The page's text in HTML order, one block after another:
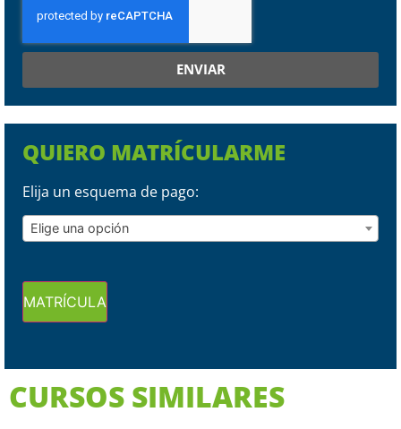
ENVIAR
QUIERO MATRÍCULARME
Elija un esquema de pago:
Elige una opción
MATRÍCULA
CURSOS SIMILARES